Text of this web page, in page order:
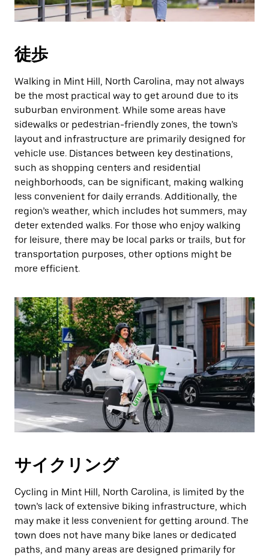
を
選
し
ま
ESC
ボ
で
カ
レ
ン
ダ
ー
じ
ま
す。
徒歩
Walking in Mint Hill, North Carolina, may not always
be the most practical way to get around due to its
suburban environment. While some areas have
sidewalks or pedestrian-friendly zones, the town’s
layout and infrastructure are primarily designed for
vehicle use. Distances between key destinations,
such as shopping centers and residential
neighborhoods, can be significant, making walking
less convenient for daily errands. Additionally, the
region’s weather, which includes hot summers, may
deter extended walks. For those who enjoy walking
for leisure, there may be local parks or trails, but for
transportation purposes, other options might be
more efficient.
サイクリング
Cycling in Mint Hill, North Carolina, is limited by the
town’s lack of extensive biking infrastructure, which
may make it less convenient for getting around. The
town does not have many bike lanes or dedicated
paths, and many areas are designed primarily for